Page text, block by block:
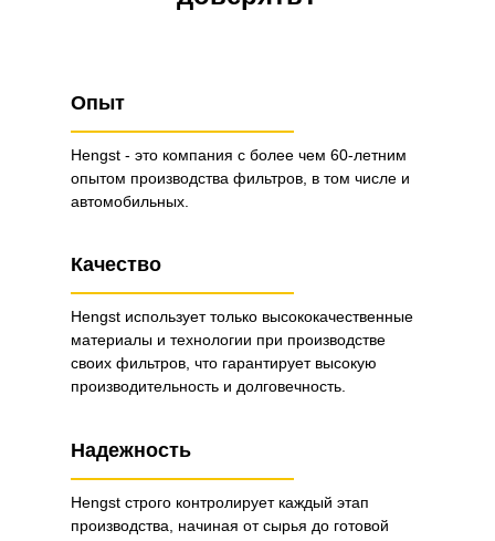
Опыт
Hengst - это компания с более чем 60-летним
опытом производства фильтров, в том числе и
автомобильных.
Качество
Надежность
Hengst использует только высококачественные
материалы и технологии при производстве
своих фильтров, что гарантирует высокую
производительность и долговечность.
Hengst строго контролирует каждый этап
производства, начиная от сырья до готовой